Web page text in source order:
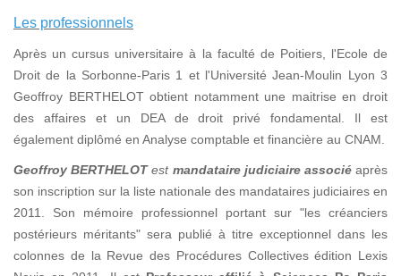
Les professionnels
Après un cursus universitaire à la faculté de Poitiers, l'Ecole de
Droit de la Sorbonne-Paris 1 et l'Université Jean-Moulin Lyon 3
Geoffroy BERTHELOT obtient notamment une maitrise en droit
des affaires et un DEA de droit privé fondamental. Il est
également diplômé en Analyse comptable et financière au CNAM.
Geoffroy BERTHELOTest mandataire judiciaire associéaprès
son inscription sur la liste nationale des mandataires judiciaires en
2011. Son mémoire professionnel portant sur "les créanciers
postérieurs méritants" sera publié à titre exceptionnel dans les
colonnes de la Revue des Procédures Collectives édition Lexis